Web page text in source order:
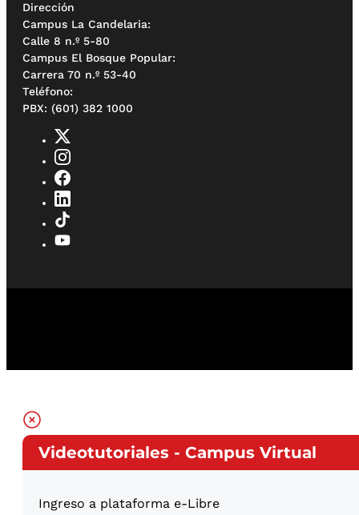
Dirección
Campus La Candelaria:
Calle 8 n.º 5-80
Campus El Bosque Popular:
Carrera 70 n.º 53-40
Teléfono:
PBX: (601) 382 1000
Videotutoriales - Campus Virtual
Ingreso a plataforma e-Libre